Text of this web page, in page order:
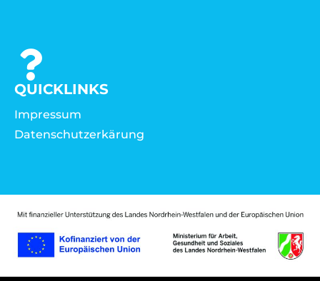
QUICKLINKS
Impressum
Datenschutzerkärung